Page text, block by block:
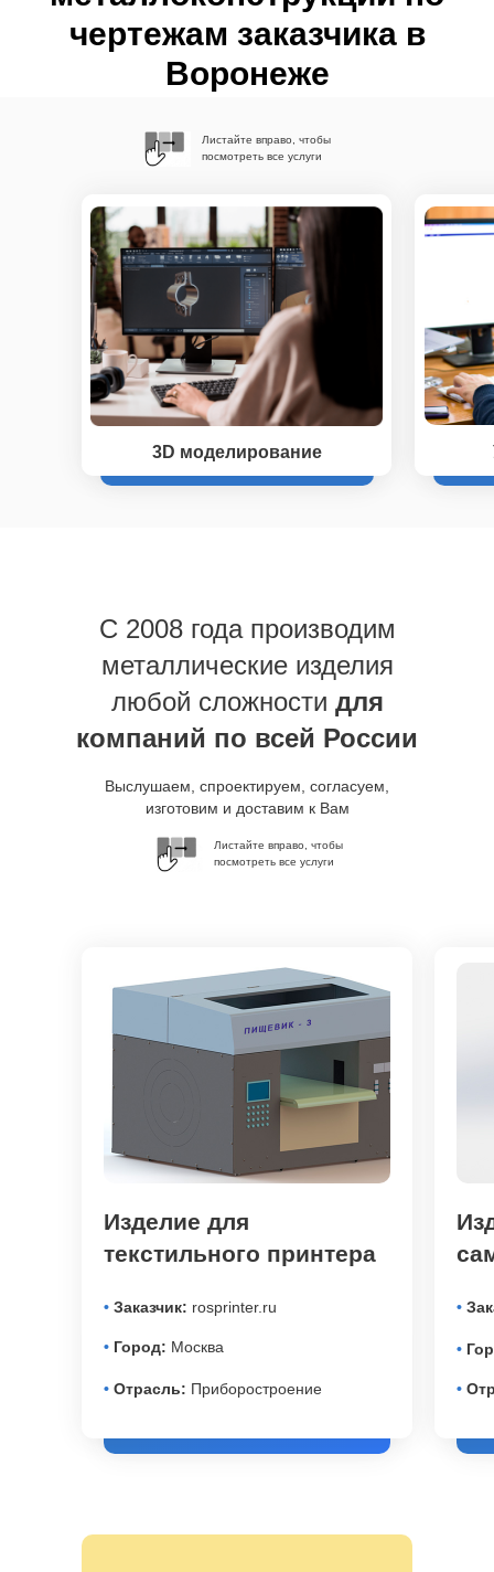
чертежам заказчика в
Воронеже
3D моделирование
Листайте вправо, чтобы
посмотреть все услуги
C 2008 года производим
металлические изделия
любой сложности для
компаний по всей России
Выслушаем, спроектируем, согласуем,
изготовим и доставим к Вам
Листайте вправо, чтобы
посмотреть все услуги
• Отрасль: Приборостроение
Изделие для
текстильного принтера
• Заказчик: rosprinter.ru
• Город: Москва
•
•
•